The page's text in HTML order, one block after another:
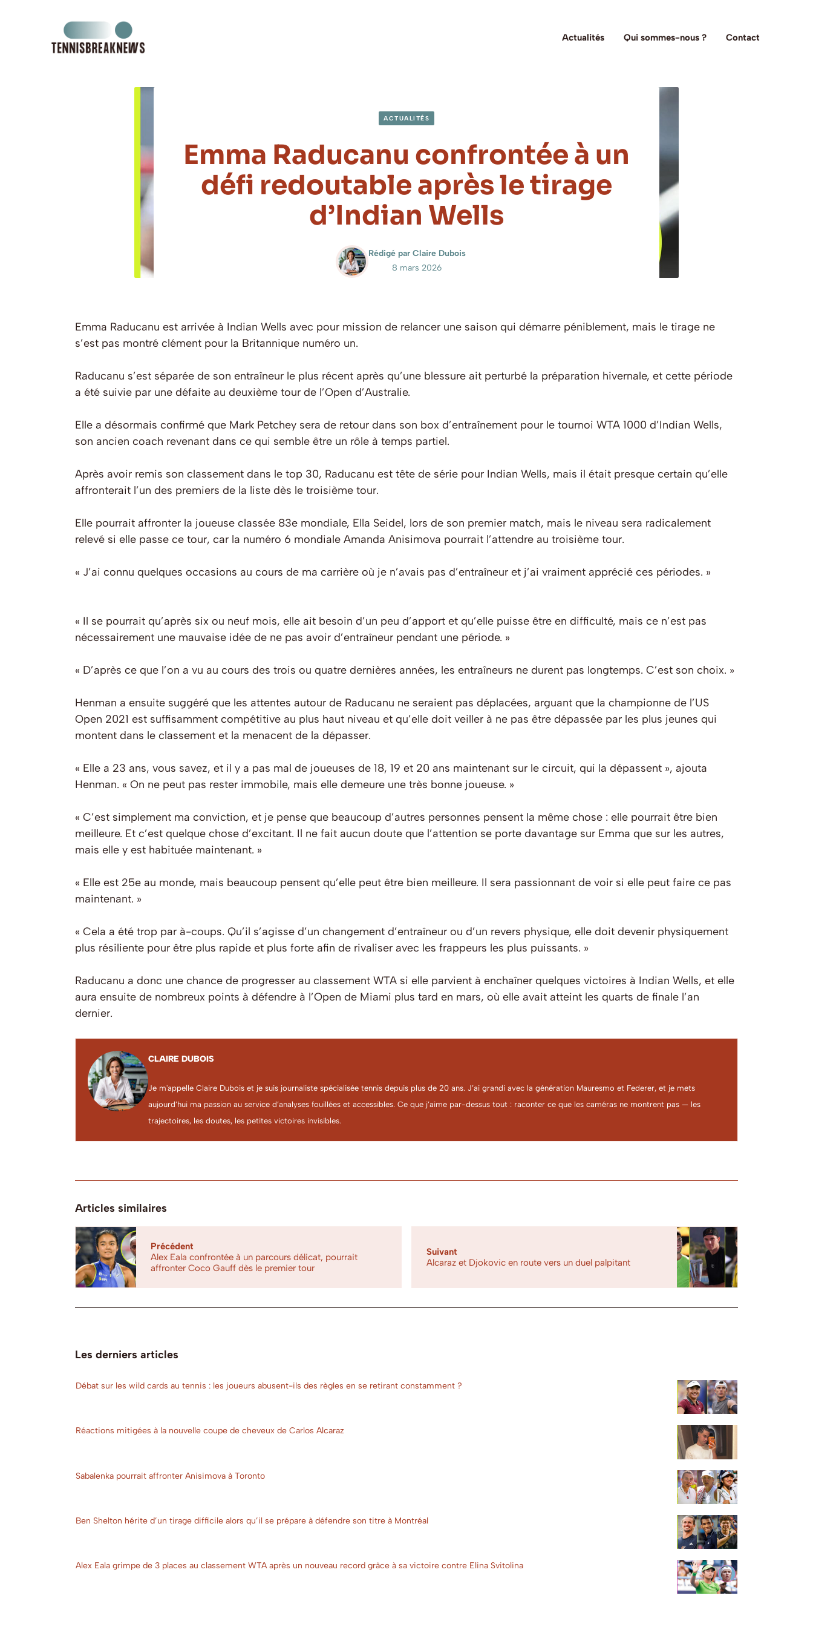
Actualités Qui sommes-nous ? Contact
ACTUALITÉS
Emma Raducanu confrontée à un
défi redoutable après le tirage
d’Indian Wells
Rédigé par Claire Dubois
8 mars 2026
Emma Raducanu est arrivée à Indian Wells avec pour mission de relancer une saison qui démarre péniblement, mais le tirage ne
s’est pas montré clément pour la Britannique numéro un.
Raducanu s’est séparée de son entraîneur le plus récent après qu’une blessure ait perturbé la préparation hivernale, et cette période
a été suivie par une défaite au deuxième tour de l’Open d’Australie.
Elle a désormais confirmé que Mark Petchey sera de retour dans son box d’entraînement pour le tournoi WTA 1000 d’Indian Wells,
son ancien coach revenant dans ce qui semble être un rôle à temps partiel.
Après avoir remis son classement dans le top 30, Raducanu est tête de série pour Indian Wells, mais il était presque certain qu’elle
affronterait l’un des premiers de la liste dès le troisième tour.
Elle pourrait affronter la joueuse classée 83e mondiale, Ella Seidel, lors de son premier match, mais le niveau sera radicalement
relevé si elle passe ce tour, car la numéro 6 mondiale Amanda Anisimova pourrait l’attendre au troisième tour.
« J’ai connu quelques occasions au cours de ma carrière où je n’avais pas d’entraîneur et j’ai vraiment apprécié ces périodes. »
« Il se pourrait qu’après six ou neuf mois, elle ait besoin d’un peu d’apport et qu’elle puisse être en difficulté, mais ce n’est pas
nécessairement une mauvaise idée de ne pas avoir d’entraîneur pendant une période. »
« D’après ce que l’on a vu au cours des trois ou quatre dernières années, les entraîneurs ne durent pas longtemps. C’est son choix. »
Henman a ensuite suggéré que les attentes autour de Raducanu ne seraient pas déplacées, arguant que la championne de l’US
Open 2021 est suffisamment compétitive au plus haut niveau et qu’elle doit veiller à ne pas être dépassée par les plus jeunes qui
montent dans le classement et la menacent de la dépasser.
« Elle a 23 ans, vous savez, et il y a pas mal de joueuses de 18, 19 et 20 ans maintenant sur le circuit, qui la dépassent », ajouta
Henman. « On ne peut pas rester immobile, mais elle demeure une très bonne joueuse. »
« C’est simplement ma conviction, et je pense que beaucoup d’autres personnes pensent la même chose : elle pourrait être bien
meilleure. Et c’est quelque chose d’excitant. Il ne fait aucun doute que l’attention se porte davantage sur Emma que sur les autres,
mais elle y est habituée maintenant. »
« Elle est 25e au monde, mais beaucoup pensent qu’elle peut être bien meilleure. Il sera passionnant de voir si elle peut faire ce pas
maintenant. »
« Cela a été trop par à-coups. Qu’il s’agisse d’un changement d’entraîneur ou d’un revers physique, elle doit devenir physiquement
plus résiliente pour être plus rapide et plus forte afin de rivaliser avec les frappeurs les plus puissants. »
Raducanu a donc une chance de progresser au classement WTA si elle parvient à enchaîner quelques victoires à Indian Wells, et elle
aura ensuite de nombreux points à défendre à l’Open de Miami plus tard en mars, où elle avait atteint les quarts de finale l’an
dernier.
CLAIRE DUBOIS
Je m'appelle Claire Dubois et je suis journaliste spécialisée tennis depuis plus de 20 ans. J’ai grandi avec la génération Mauresmo et Federer, et je mets
aujourd’hui ma passion au service d’analyses fouillées et accessibles. Ce que j’aime par-dessus tout : raconter ce que les caméras ne montrent pas — les
trajectoires, les doutes, les petites victoires invisibles.
Articles similaires
Précédent
Alex Eala confrontée à un parcours délicat, pourrait
affronter Coco Gauff dès le premier tour
Suivant
Alcaraz et Djokovic en route vers un duel palpitant
Les derniers articles
Débat sur les wild cards au tennis : les joueurs abusent-ils des règles en se retirant constamment ?
Réactions mitigées à la nouvelle coupe de cheveux de Carlos Alcaraz
Sabalenka pourrait affronter Anisimova à Toronto
Ben Shelton hérite d’un tirage difficile alors qu’il se prépare à défendre son titre à Montréal
Alex Eala grimpe de 3 places au classement WTA après un nouveau record grâce à sa victoire contre Elina Svitolina